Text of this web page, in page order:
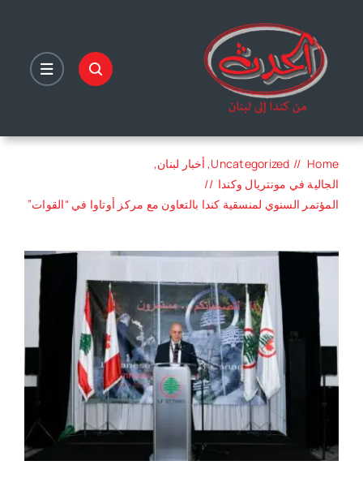
content
Home
Uncategorized أخبار لبنان
الجالية في مونتريال وكندا
المؤتمر السنوي لمنسقية كندا بالتعاون مع مركز أوتاوا في “القوات”